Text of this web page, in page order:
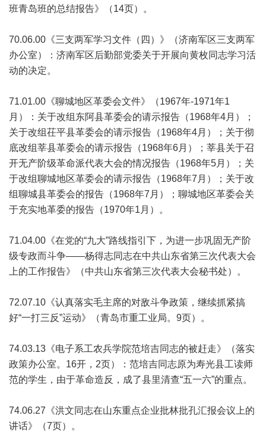
班青岛班的总结报告》（14页）。
70.06.00《三支两军学习文件（四）》（济南军区三支两军
办公室）：济南军区后勤部党委关于开展向黄枚同志学习活
动的决定。
71.01.00《聊城地区革委会文件》（1967年-1971年1
月）：关于改组东阿县革委会的请示报告（1968年4月）；
关于改组茌平县革委会的请示报告（1968年4月）；关于彻
底改组莘县革委会的请示报告（1968年6月）；莘县关于召
开无产阶级革命派代表大会的情况报告（1968年5月）；关
于改组聊城地区革委会的请示报告（1968年7月）；关于改
组聊城县革委会的报告（1968年7月）；聊城地区革委会关
于充实地革委的报告（1970年1月）。
71.04.00《在党的“九大”路线指引下，为进一步巩固无产阶
级专政而斗争——杨得志同志在中共山东省第三次代表大会
上的工作报告》（中共山东省第三次代表大会秘书处）。
72.07.10《认真落实毛主席的对敌斗争政策，继续抓紧搞
好“一打三反”运动》（青岛市重工业局。9页）。
74.03.13《电子系工农兵学院范培吉同志的被赶走》（落实
政策办公室。16开，2页）：范培吉同志原为寿光县工读师
范的学生，由于革命造反，成了县里清查“五一六”的重点。
74.06.27《洪文同志在山东重点企业批林批孔汇报会议上的
讲话》（7页）。